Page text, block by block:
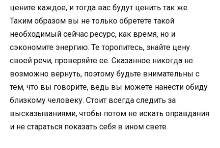
цените каждое, и тогда вас будут ценить так же.
Таким образом вы не только обретёте такой
необходимый сейчас ресурс, как время, но и
сэкономите энергию. Те торопитесь, знайте цену
своей речи, проверяйте ее. Сказанное никогда не
возможно вернуть, поэтому будьте внимательны с
тем, что вы говорите, ведь вы можете нанести обиду
близкому человеку. Стоит всегда следить за
высказываниями, чтобы потом не искать оправдания
и не стараться показать себя в ином свете.